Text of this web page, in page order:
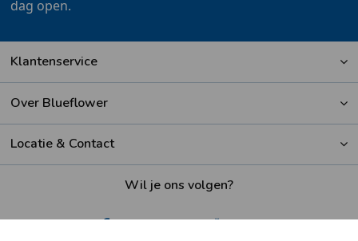
dag open.
Klantenservice
Over Blueflower
Locatie & Contact
Wil je ons volgen?